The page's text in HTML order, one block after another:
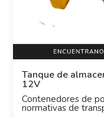
Tanque de
12V
Contenedores de
normativas de